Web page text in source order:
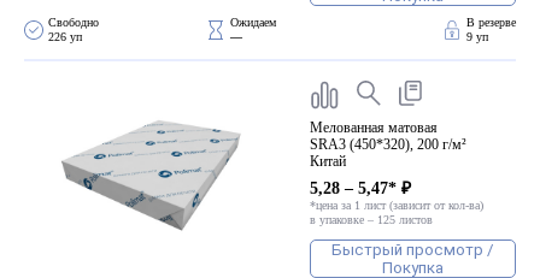
Феррошит
По макету заказчика, в
том числе с УФ печатью
Дополнительная информация
Каталог "Комплектующие
Свободно
226 уп
Ожидаем
—
В резерве
9 уп
Мелованная матовая
SRA3 (450*320), 200 г/м²
Китай
5,28 – 5,47* ₽
*цена за 1 лист (зависит от кол-ва)
в упаковке – 125 листов
Быстрый просмотр /
Покупка